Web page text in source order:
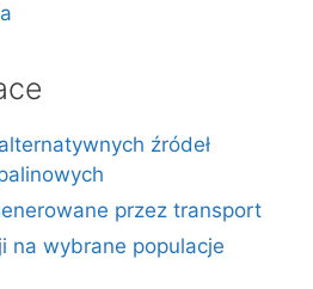
źródeł
przez transport
na wybrane populacje